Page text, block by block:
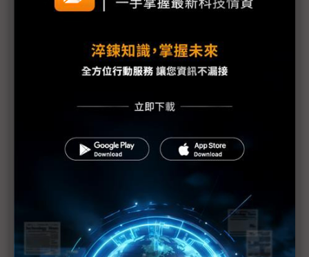
有望優於1H
朋程擴產搶攻高效車用元件市場 AI伺服器與HVDC
模組拚2027放量
洲市佔首破15%
裕融嚴陳莉蓮：汽車、出行與用車事業的協同發展
AI應用與綠能發展推動創新
回應232關稅優惠上路 東陽：對台灣汽車零件產業
新纖：地緣風險是危機也是轉機 三大布局推進成長